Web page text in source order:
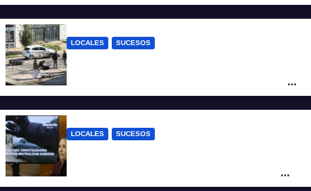
sociales y sindicales
LOCALES SUCESOS
tendida sobre la calzada
LOCALES SUCESOS